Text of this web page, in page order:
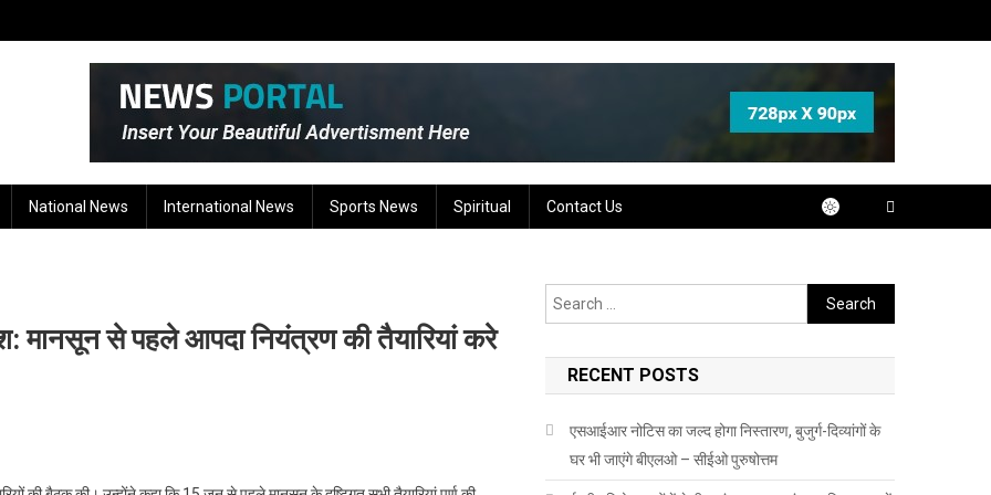
National News International News Sports News Spiritual Contact Us
मानसून से पहले आपदा नियंत्रण की तैयारियां करे
Search
for:
RECENT POSTS
एसआईआर नोटिस का जल्द होगा निस्तारण, बुजुर्ग-दिव्यांगों के
घर भी जाएंगे बीएलओ – सीईओ पुरुषोत्तम